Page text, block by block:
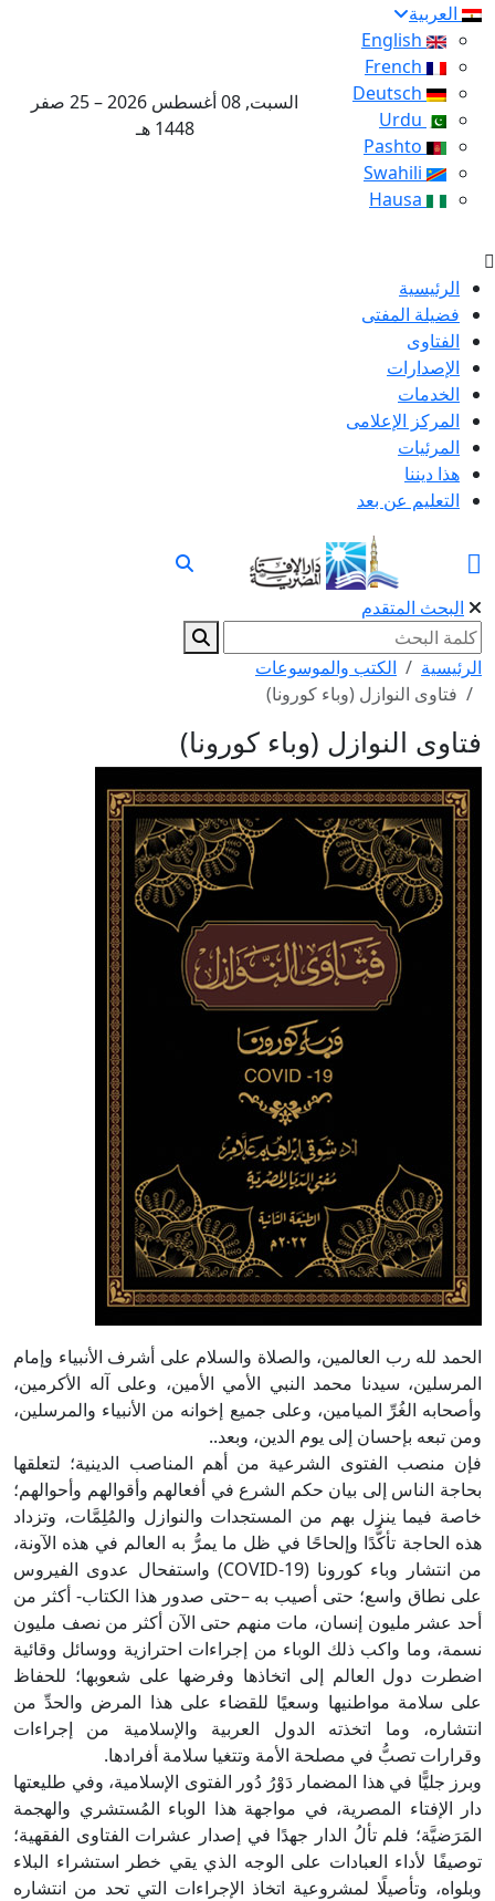
العربية
السبت, 08 أغسطس 2026 – 25 صفر
1448 هـ
الرئيسية
فضيلة المفتى
الفتاوى
الإصدارات
الخدمات
المركز الإعلامى
المرئيات
هذا ديننا
التعليم عن بعد
البحث المتقدم
الرئيسية
الكتب والموسوعات
فتاوى النوازل (وباء كورونا)
فتاوى النوازل (وباء كورونا)
الحمد لله رب العالمين، والصلاة والسلام على أشرف الأنبياء وإمام
المرسلين، سيدنا محمد النبي الأمي الأمين، وعلى آله الأكرمين،
وأصحابه الغُرِّ الميامين، وعلى جميع إخوانه من الأنبياء والمرسلين،
ومن تبعه بإحسان إلى يوم الدين، وبعد..
فإن منصب الفتوى الشرعية من أهم المناصب الدينية؛ لتعلقها
بحاجة الناس إلى بيان حكم الشرع في أفعالهم وأقوالهم وأحوالهم؛
خاصة فيما ينزل بهم من المستجدات والنوازل والمُلِمَّات، وتزداد
هذه الحاجة تأكُّدًا وإلحاحًا في ظل ما يمرُّ به العالم في هذه الآونة،
من انتشار وباء كورونا (COVID-19) واستفحال عدوى الفيروس
على نطاق واسع؛ حتى أصيب به –حتى صدور هذا الكتاب- أكثر من
أحد عشر مليون إنسان، مات منهم حتى الآن أكثر من نصف مليون
نسمة، وما واكب ذلك الوباء من إجراءات احترازية ووسائل وقائية
اضطرت دول العالم إلى اتخاذها وفرضها على شعوبها؛ للحفاظ
على سلامة مواطنيها وسعيًا للقضاء على هذا المرض والحدِّ من
انتشاره، وما اتخذته الدول العربية والإسلامية من إجراءات
وقرارات تصبُّ في مصلحة الأمة وتتغيا سلامة أفرادها.
وبرز جليًّا في هذا المضمار دَوْرُ دُور الفتوى الإسلامية، وفي طليعتها
دار الإفتاء المصرية، في مواجهة هذا الوباء المُستشري والهجمة
المَرَضيَّة؛ فلم تألُ الدار جهدًا في إصدار عشرات الفتاوى الفقهية؛
توصيفًا لأداء العبادات على الوجه الذي يقي خطر استشراء البلاء
وبلواه، وتأصيلًا لمشروعية اتخاذ الإجراءات التي تحد من انتشاره